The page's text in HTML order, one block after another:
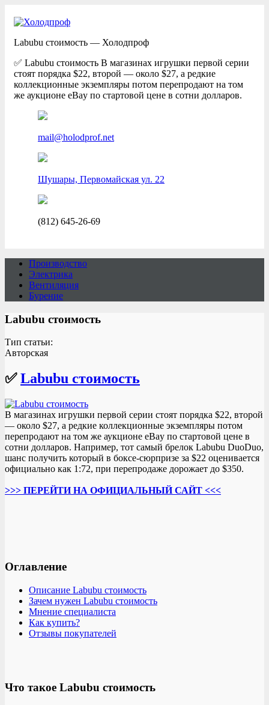
Labubu стоимость — Холодпроф
✅ Labubu стоимость В магазинах игрушки первой серии
стоят порядка $22, второй — около $27, а редкие
коллекционные экземпляры потом перепродают на том
же аукционе eBay по стартовой цене в сотни долларов.
mail@holodprof.net
Шушары, Первомайская ул. 22
(812) 645-26-69
Производство
Электрика
Вентиляция
Бурение
Labubu стоимость
Тип статьи:
Авторская
✅Labubu стоимость
В магазинах игрушки первой серии стоят порядка $22, второй
— около $27, а редкие коллекционные экземпляры потом
перепродают на том же аукционе eBay по стартовой цене в
сотни долларов. Например, тот самый брелок Labubu DuoDuo,
шанс получить который в боксе-сюрпризе за $22 оценивается
официально как 1:72, при перепродаже дорожает до $350.
>>> ПЕРЕЙТИ НА ОФИЦИАЛЬНЫЙ САЙТ <<<
Оглавление
Описание Labubu стоимость
Зачем нужен Labubu стоимость
Мнение специалиста
Как купить?
Отзывы покупателей
Что такое Labubu стоимость